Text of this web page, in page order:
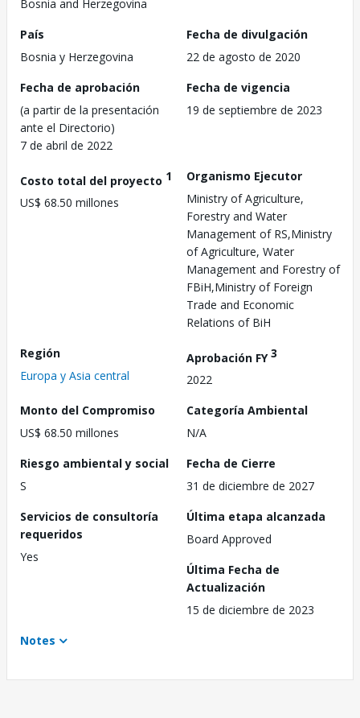
Bosnia and Herzegovina
País
Bosnia y Herzegovina
Fecha de divulgación
22 de agosto de 2020
Fecha de aprobación
(a partir de la presentación
ante el Directorio)
7 de abril de 2022
Fecha de vigencia
19 de septiembre de 2023
Costo total del proyecto 1
US$ 68.50 millones
Organismo Ejecutor
Ministry of Agriculture,
Forestry and Water
Management of RS,Ministry
of Agriculture, Water
Management and Forestry of
FBiH,Ministry of Foreign
Trade and Economic
Relations of BiH
Región
Europa y Asia central
Aprobación FY3
2022
Monto del Compromiso
US$ 68.50 millones
Categoría Ambiental
N/A
Riesgo ambiental y social
S
Fecha de Cierre
31 de diciembre de 2027
Servicios de consultoría
requeridos
Yes
Última etapa alcanzada
Board Approved
Última Fecha de
Actualización
15 de diciembre de 2023
Notes